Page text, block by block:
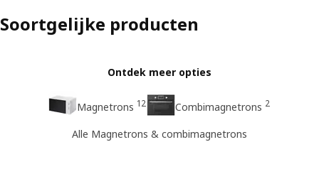
Soortgelijke producten
Ontdek meer opties
Magnetrons 12 Combimagnetrons 2
Alle Magnetrons & combimagnetrons